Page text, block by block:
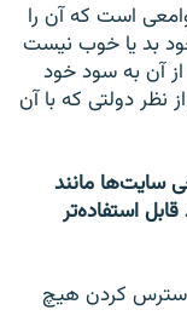
است که آن را
بد یا خوب نیست
از آن به سود خود
نظر دولتی که با آن
سایت‌ها مانند
استفاده‌تر
کردن هیچ